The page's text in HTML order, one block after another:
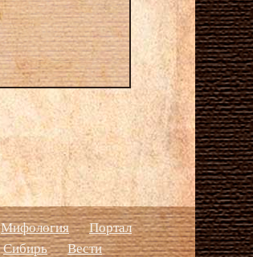
Мифология
Портал
Сибирь Вести